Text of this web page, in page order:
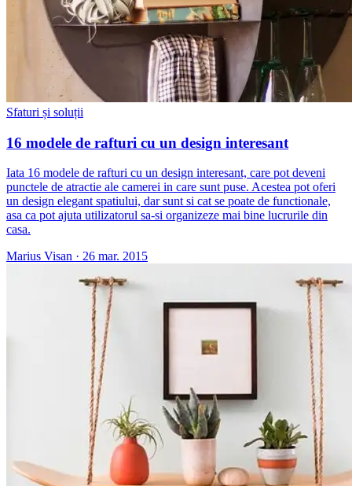
Sfaturi și soluții
16 modele de rafturi cu un design interesant
Iata 16 modele de rafturi cu un design interesant, care pot deveni
punctele de atractie ale camerei in care sunt puse. Acestea pot oferi
un design elegant spatiului, dar sunt si cat se poate de functionale,
asa ca pot ajuta utilizatorul sa-si organizeze mai bine lucrurile din
casa.
Marius Visan · 26 mar. 2015